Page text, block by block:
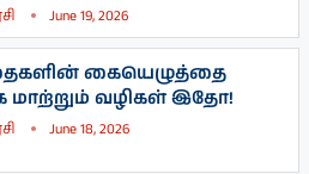
June 19, 2026
கையெழுத்தை
மாற்றும் வழிகள் இதோ!
June 18, 2026